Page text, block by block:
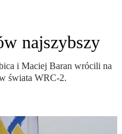
najszybszy
i Maciej Baran wrócili na
świata WRC-2.